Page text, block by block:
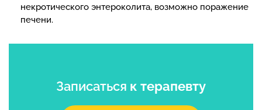
некротического энтероколита, возможно поражение
печени.
Записаться к терапевту